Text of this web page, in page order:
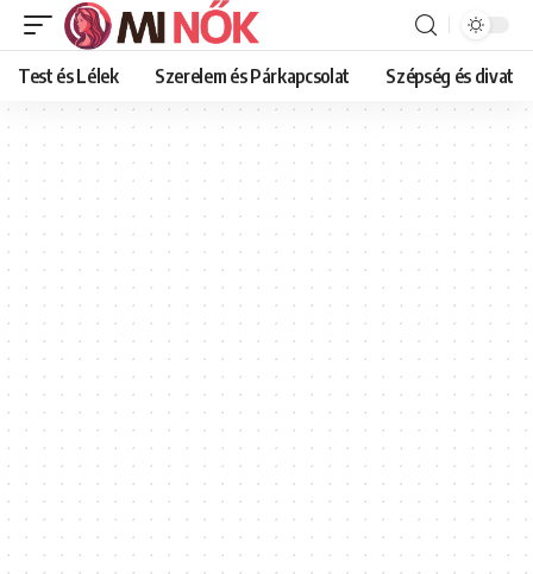
Test és Lélek Szerelem és Párkapcsolat Szépség és divat